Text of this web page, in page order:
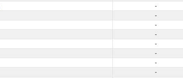
-
-
-
-
-
-
-
-